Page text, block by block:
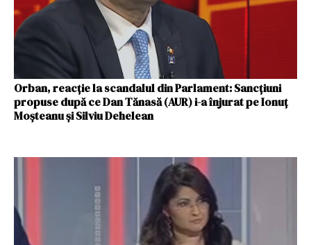
Orban, reacție la scandalul din Parlament: Sancţiuni
propuse după ce Dan Tănasă (AUR) i-a înjurat pe Ionuţ
Moşteanu şi Silviu Dehelean